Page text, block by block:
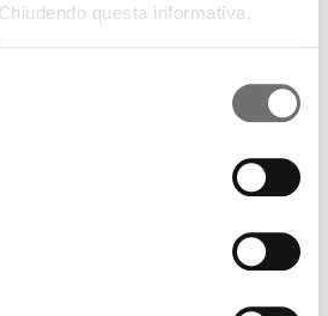
questa informativa,